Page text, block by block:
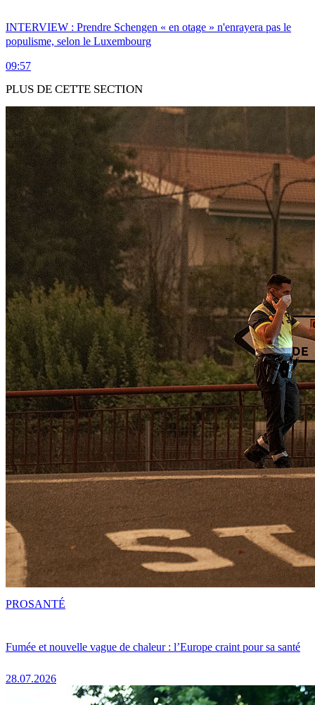
INTERVIEW : Prendre Schengen « en otage » n'enrayera pas le
populisme, selon le Luxembourg
09:57
PLUS DE CETTE SECTION
Fumée et nouvelle vague de chaleur : l’Europe craint pour sa santé
28.07.2026
PROSANTÉ